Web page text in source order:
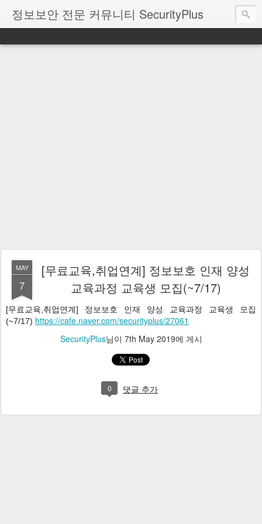
정보보안 전문 커뮤니티 SecurityPlus
MAY
7
[무료교육,취업연계] 정보보호 인재 양성
교육과정 교육생 모집(~7/17)
[무료교육,취업연계] 정보보호 인재 양성 교육과정 교육생 모집
(~7/17) https://cafe.naver.com/securityplus/27061
SecurityPlus님이 7th May 2019에 게시
0 댓글 추가